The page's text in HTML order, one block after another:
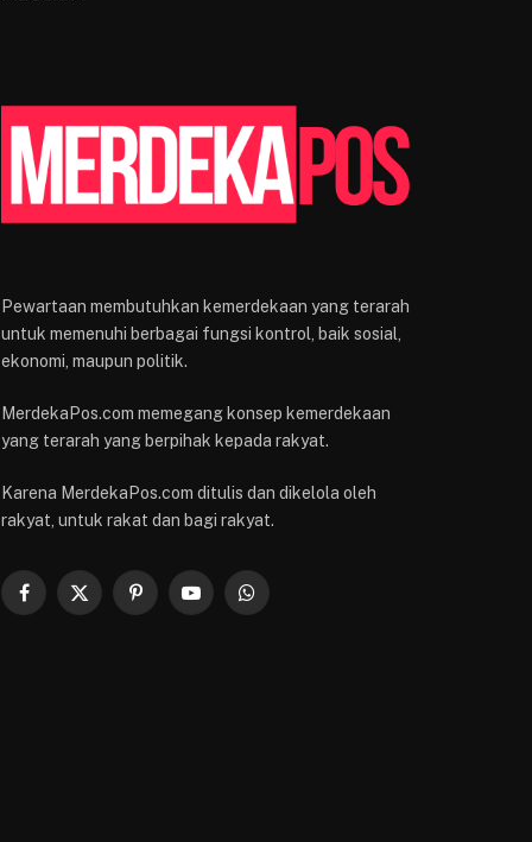
Pewartaan membutuhkan kemerdekaan yang terarah
untuk memenuhi berbagai fungsi kontrol, baik sosial,
ekonomi, maupun politik.
MerdekaPos.com memegang konsep kemerdekaan
yang terarah yang berpihak kepada rakyat.
Karena MerdekaPos.com ditulis dan dikelola oleh
rakyat, untuk rakat dan bagi rakyat.
Facebook
X
PinterestYouTubeWhatsApp